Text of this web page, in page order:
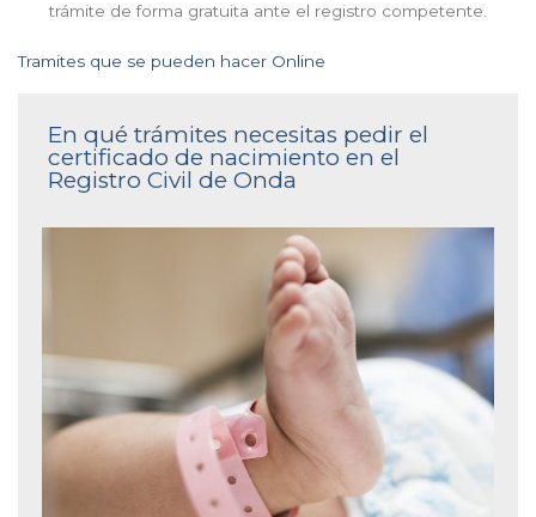
trámite de forma gratuita ante el registro competente.
Tramites que se pueden hacer Online
En qué trámites necesitas pedir el
certificado de nacimiento en el
Registro Civil de Onda